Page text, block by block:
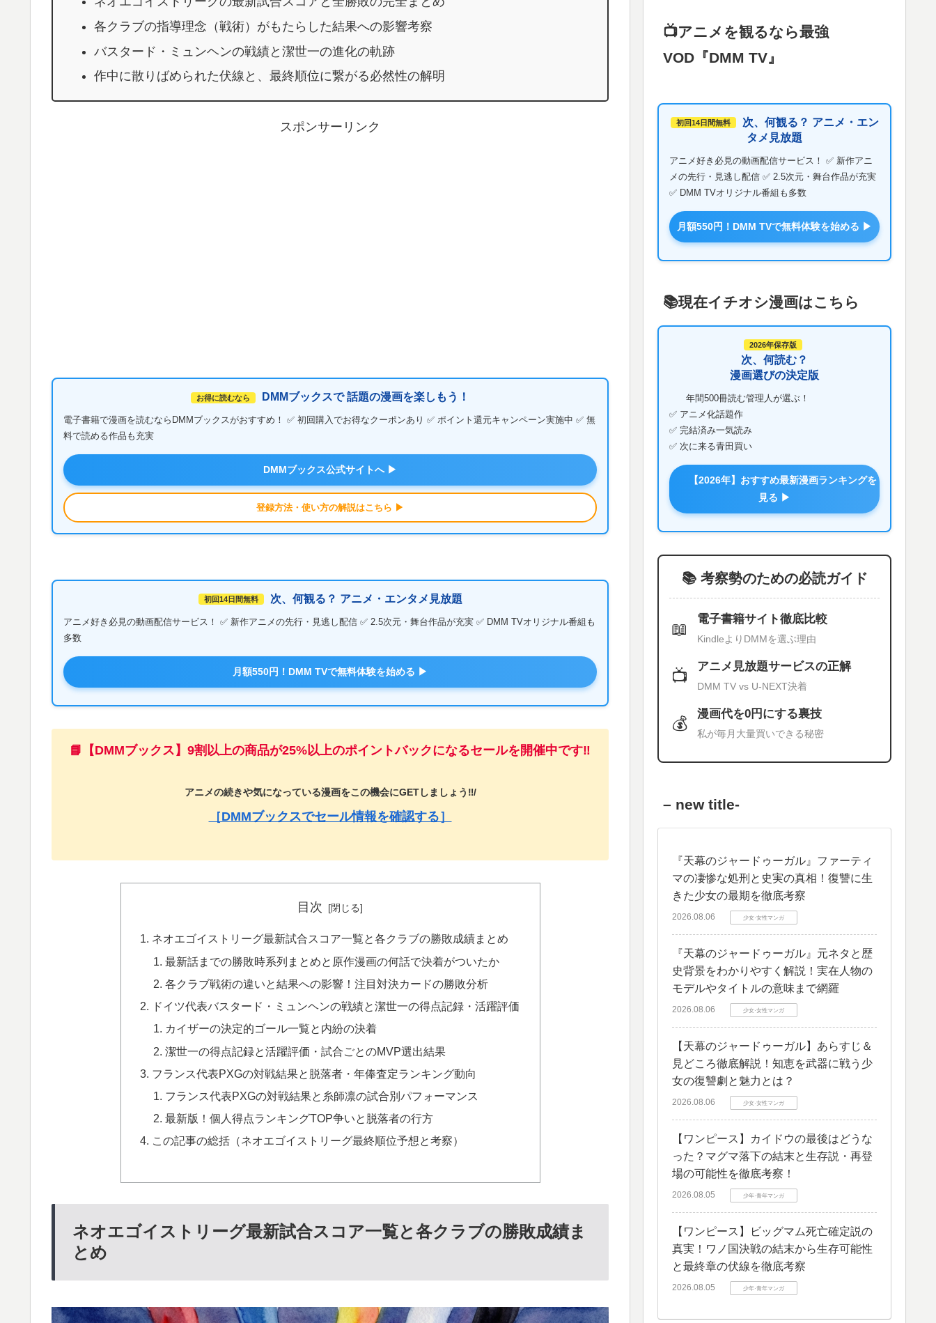
各クラブの指導理念（戦術）がもたらした結果への影響考察
バスタード・ミュンヘンの戦績と潔世一の進化の軌跡
作中に散りばめられた伏線と、最終順位に繋がる必然性の解明
スポンサーリンク
お得に読むなら DMMブックスで 話題の漫画を楽しもう！
電子書籍で漫画を読むならDMMブックスがおすすめ！ ✅ 初回購入でお得なクーポンあり ✅ ポイント還元キャンペーン実施中 ✅ 無
料で読める作品も充実
DMMブックス公式サイトへ ▶
登録方法・使い方の解説はこちら ▶
初回14日間無料 次、何観る？ アニメ・エンタメ見放題
アニメ好き必見の動画配信サービス！ ✅ 新作アニメの先行・見逃し配信 ✅ 2.5次元・舞台作品が充実 ✅ DMM TVオリジナル番組も
多数
月額550円！DMM TVで無料体験を始める ▶
📘【DMMブックス】9割以上の商品が25%以上のポイントバックになるセールを開催中です‼️
アニメの続きや気になっている漫画をこの機会にGETしましょう‼️/
［DMMブックスでセール情報を確認する］
目次
ネオエゴイストリーグ最新試合スコア一覧と各クラブの勝敗成績まとめ
最新話までの勝敗時系列まとめと原作漫画の何話で決着がついたか
各クラブ戦術の違いと結果への影響！注目対決カードの勝敗分析
ドイツ代表バスタード・ミュンヘンの戦績と潔世一の得点記録・活躍評価
カイザーの決定的ゴール一覧と内紛の決着
潔世一の得点記録と活躍評価・試合ごとのMVP選出結果
フランス代表PXGの対戦結果と脱落者・年俸査定ランキング動向
フランス代表PXGの対戦結果と糸師凛の試合別パフォーマンス
最新版！個人得点ランキングTOP争いと脱落者の行方
この記事の総括（ネオエゴイストリーグ最終順位予想と考察）
ネオエゴイストリーグ最新試合スコア一覧と各クラブの勝敗成績ま
とめ
📺️アニメを観るなら最強
VOD『DMM TV』
初回14日間無料
次、何観る？ アニメ・エン
タメ見放題
アニメ好き必見の動画配信サービス！ ✅ 新作アニ
メの先行・見逃し配信 ✅ 2.5次元・舞台作品が充実
✅ DMM TVオリジナル番組も多数
月額550円！DMM TVで無料体験を始める ▶
📚️現在イチオシ漫画はこちら
2026年保存版
次、何読む？
漫画選びの決定版
年間500冊読む管理人が選ぶ！
✅ アニメ化話題作
✅ 完結済み一気読み
✅ 次に来る青田買い
【2026年】おすすめ最新漫画ランキングを
見る ▶
📚 考察勢のための必読ガイド
📖 電子書籍サイト徹底比較
KindleよりDMMを選ぶ理由
📺 アニメ見放題サービスの正解
DMM TV vs U-NEXT決着
💰 漫画代を0円にする裏技
私が毎月大量買いできる秘密
– new title-
『天幕のジャードゥーガル』ファーティ
マの凄惨な処刑と史実の真相！復讐に生
きた少女の最期を徹底考察
2026.08.06 少女·女性マンガ
​『天幕のジャードゥーガル』元ネタと歴
史背景をわかりやすく解説！実在人物の
モデルやタイトルの意味まで網羅
2026.08.06 少女·女性マンガ
​【天幕のジャードゥーガル】あらすじ＆
見どころ徹底解説！知恵を武器に戦う少
女の復讐劇と魅力とは？
2026.08.06 少女·女性マンガ
​【ワンピース】カイドウの最後はどうな
った？マグマ落下の結末と生存説・再登
場の可能性を徹底考察！
2026.08.05 少年·青年マンガ
【ワンピース】ビッグマム死亡確定説の
真実！ワノ国決戦の結末から生存可能性
と最終章の伏線を徹底考察
2026.08.05 少年·青年マンガ